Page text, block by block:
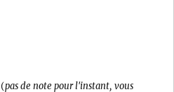
(pas de note pour l'instant, vous